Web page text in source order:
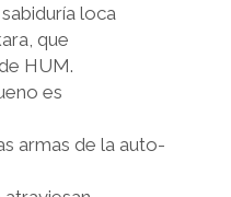
loca
que
HUM.
es
armas de la auto-